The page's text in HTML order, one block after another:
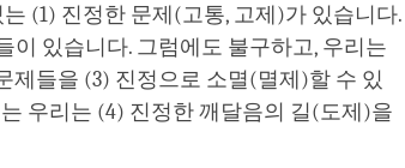
(1) 진정한 문제(고통, 고제)가 있습니다.
있습니다. 그럼에도 불구하고, 우리는
제들을 (3) 진정으로 소멸(멸제)할 수 있
우리는 (4) 진정한 깨달음의 길(도제)을